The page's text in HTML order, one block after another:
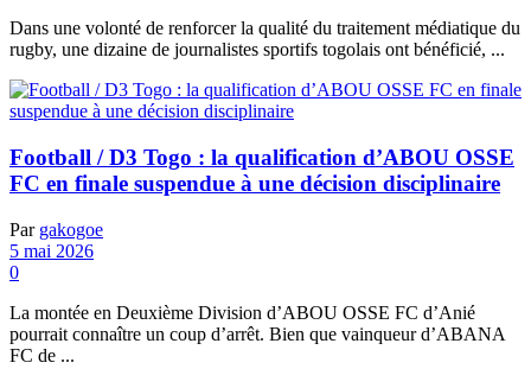
Dans une volonté de renforcer la qualité du traitement médiatique du
rugby, une dizaine de journalistes sportifs togolais ont bénéficié, ...
Football / D3 Togo : la qualification d’ABOU OSSE
FC en finale suspendue à une décision disciplinaire
Par gakogoe
5 mai 2026
0
La montée en Deuxième Division d’ABOU OSSE FC d’Anié
pourrait connaître un coup d’arrêt. Bien que vainqueur d’ABANA
FC de ...